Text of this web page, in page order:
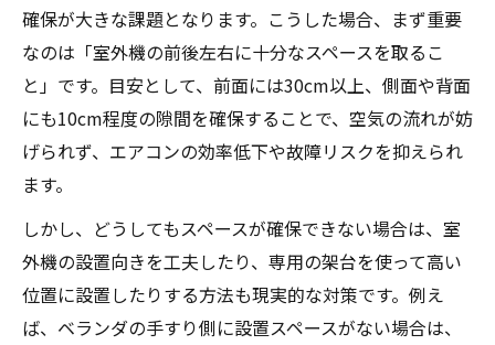
確保が大きな課題となります。こうした場合、まず重要
なのは「室外機の前後左右に十分なスペースを取るこ
と」です。目安として、前面には30cm以上、側面や背面
にも10cm程度の隙間を確保することで、空気の流れが妨
げられず、エアコンの効率低下や故障リスクを抑えられ
ます。
しかし、どうしてもスペースが確保できない場合は、室
外機の設置向きを工夫したり、専用の架台を使って高い
位置に設置したりする方法も現実的な対策です。例え
ば、ベランダの手すり側に設置スペースがない場合は、